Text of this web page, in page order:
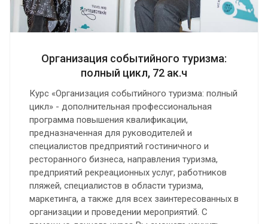
Организация событийного туризма:
полный цикл, 72 ак.ч
Курс «Организация событийного туризма: полный
цикл» - дополнительная профессиональная
программа повышения квалификации,
предназначенная для руководителей и
специалистов предприятий гостиничного и
ресторанного бизнеса, направления туризма,
предприятий рекреационных услуг, работников
пляжей, специалистов в области туризма,
маркетинга, а также для всех заинтересованных в
организации и проведении мероприятий. С